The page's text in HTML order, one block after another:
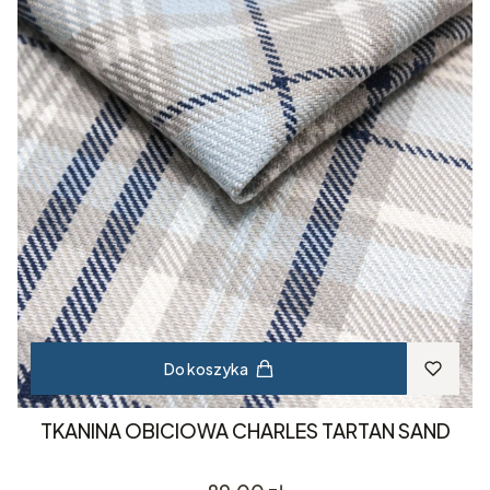
Do koszyka
TKANINA OBICIOWA CHARLES TARTAN SAND